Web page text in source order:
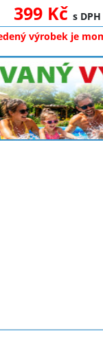
399 Kčs DPH
výrobek je